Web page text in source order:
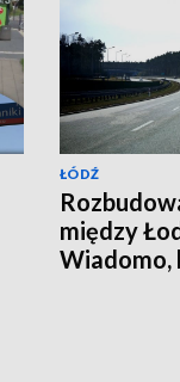
ŁÓDŹ
między
Wiadomo,